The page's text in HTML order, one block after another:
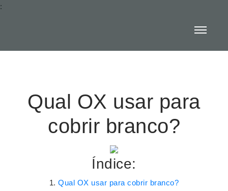
:
Qual OX usar para
cobrir branco?
Índice:
Qual OX usar para cobrir branco?